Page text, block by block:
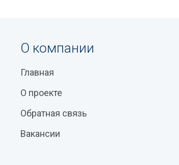
О компании
Главная
О проекте
Обратная связь
Вакансии